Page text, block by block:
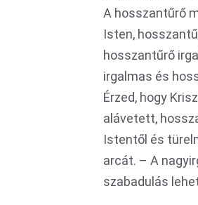
A hosszantűrő
Isten,
hosszantűrő
irgalmas és
Érzed, hogy
alávetett,
Istentől és
arcát. – A
szabadulás